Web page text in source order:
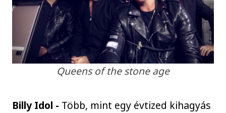
Queens of the stone age
Billy Idol - Több, mint egy évtized kihagyás